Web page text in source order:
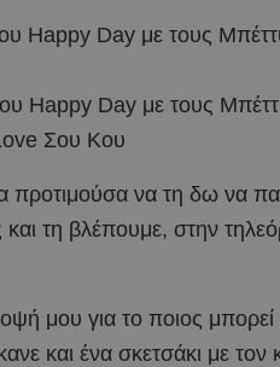
Happy Day με τους
Σου Κου
να τη δω να
τη βλέπουμε, στην
μου για το ποιος μπορεί
και ένα σκετσάκι με τον